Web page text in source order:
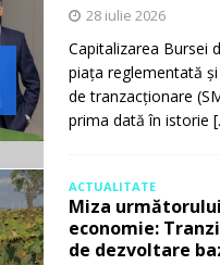
28 iulie 2026
Capitalizarea Bursei
piața reglementată
de tranzacționare
prima dată în istorie
ACTUALITATE
Miza
economie:
de dezvoltare